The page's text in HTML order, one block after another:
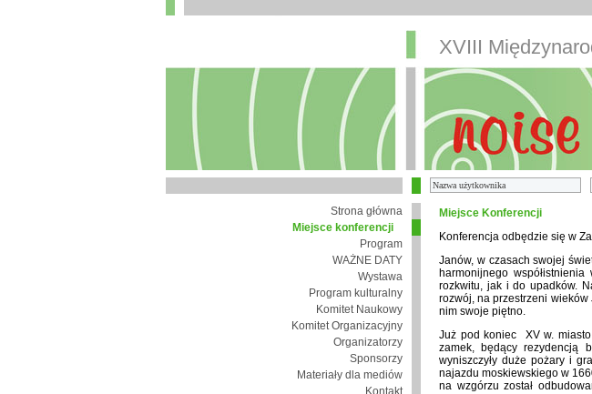
XVIII
Strona główna
Miejsce konferencji
Program
WAŻNE DATY
Wystawa
Program kulturalny
Komitet Naukowy
Komitet Organizacyjny
Organizatorzy
Sponsorzy
Materiały dla mediów
Kontakt
Miejsce Konferencji
Konferencja odbędzie się w
Janów, w czasach swojej
harmonijnego
rozkwitu, jak i do upadków.
rozwój, na przestrzeni wieków
nim swoje piętno.
Już pod koniec XV w. miasto
zamek, będący rezydencją
wyniszczyły duże pożary i
najazdu moskiewskiego w
na wzgórzu został